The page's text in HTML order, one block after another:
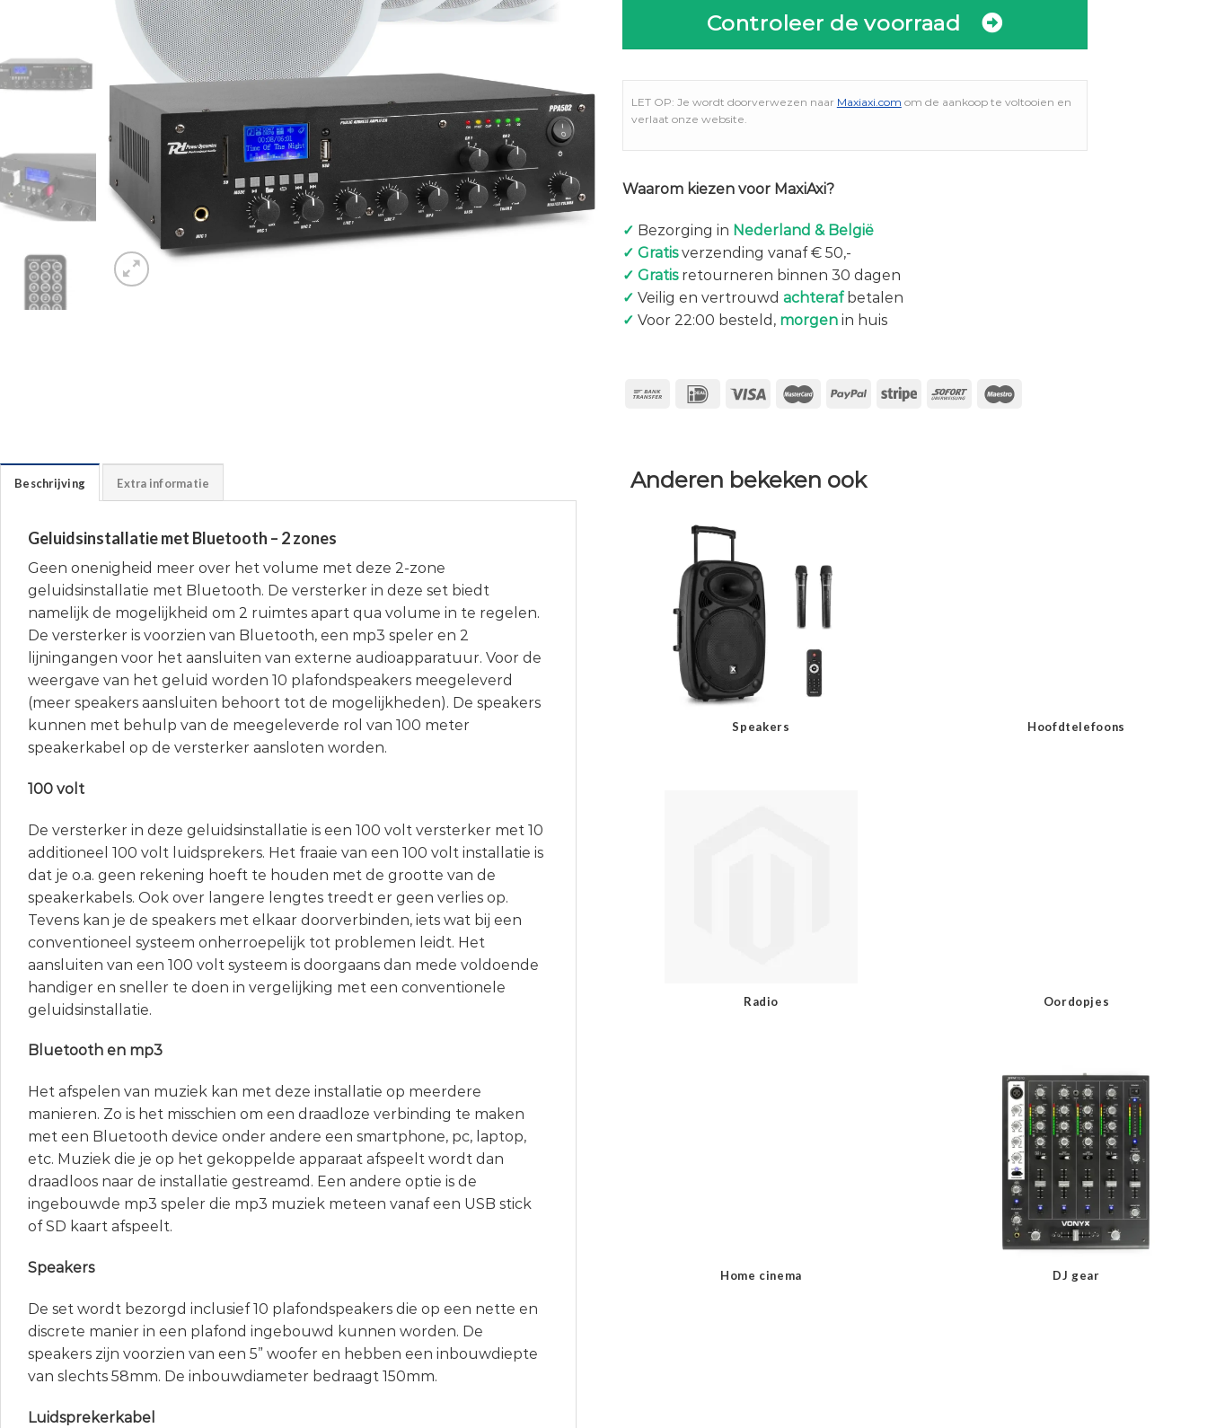
Controleer de voorraad
LET OP: Je wordt doorverwezen naar Maxiaxi.com om de aankoop te voltooien en
verlaat onze website.
Waarom kiezen voor MaxiAxi?
✓ Bezorging in Nederland & België
✓ Gratisverzending vanaf € 50,-
✓ Gratisretourneren binnen 30 dagen
✓ Veilig en vertrouwd achterafbetalen
✓ Voor 22:00 besteld, morgenin huis
Beschrijving Extra informatie
Geluidsinstallatie met Bluetooth – 2 zones
Geen onenigheid meer over het volume met deze 2-zone
geluidsinstallatie met Bluetooth. De versterker in deze set biedt
namelijk de mogelijkheid om 2 ruimtes apart qua volume in te regelen.
De versterker is voorzien van Bluetooth, een mp3 speler en 2
lijningangen voor het aansluiten van externe audioapparatuur. Voor de
weergave van het geluid worden 10 plafondspeakers meegeleverd
(meer speakers aansluiten behoort tot de mogelijkheden). De speakers
kunnen met behulp van de meegeleverde rol van 100 meter
speakerkabel op de versterker aansloten worden.
100 volt
De versterker in deze geluidsinstallatie is een 100 volt versterker met 10
additioneel 100 volt luidsprekers. Het fraaie van een 100 volt installatie is
dat je o.a. geen rekening hoeft te houden met de grootte van de
speakerkabels. Ook over langere lengtes treedt er geen verlies op.
Tevens kan je de speakers met elkaar doorverbinden, iets wat bij een
conventioneel systeem onherroepelijk tot problemen leidt. Het
aansluiten van een 100 volt systeem is doorgaans dan mede voldoende
handiger en sneller te doen in vergelijking met een conventionele
geluidsinstallatie.
Bluetooth en mp3
Het afspelen van muziek kan met deze installatie op meerdere
manieren. Zo is het misschien om een draadloze verbinding te maken
met een Bluetooth device onder andere een smartphone, pc, laptop,
etc. Muziek die je op het gekoppelde apparaat afspeelt wordt dan
draadloos naar de installatie gestreamd. Een andere optie is de
ingebouwde mp3 speler die mp3 muziek meteen vanaf een USB stick
of SD kaart afspeelt.
Speakers
De set wordt bezorgd inclusief 10 plafondspeakers die op een nette en
discrete manier in een plafond ingebouwd kunnen worden. De
speakers zijn voorzien van een 5” woofer en hebben een inbouwdiepte
van slechts 58mm. De inbouwdiameter bedraagt 150mm.
Luidsprekerkabel
Anderen bekeken ook
Speakers Hoofdtelefoons
Radio Oordopjes
Home cinema DJ gear